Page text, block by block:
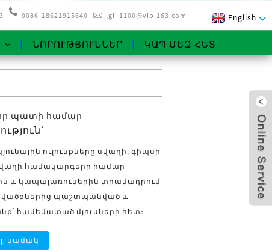
0086-18621915640 lgl_1100@vip.163.com English
ՆՈՐՈՒԹՅՈՒՆՆԵՐ ԿԱՊ ՄԵԶ ՀԵՏ
պատի համար
ուլունքները սվաղի, գիպսի
համակարգերի համար
և կապալառուներին տրամադրում
պաշտպանված և
համեմատած մյուսների հետ։
նամակ